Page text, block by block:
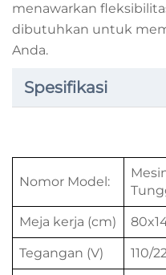
menawarkan
dibutuhkan untuk
Anda.
Spesifikasi
Nomor Model:
Meja kerja (cm)
Tegangan (V) 110/